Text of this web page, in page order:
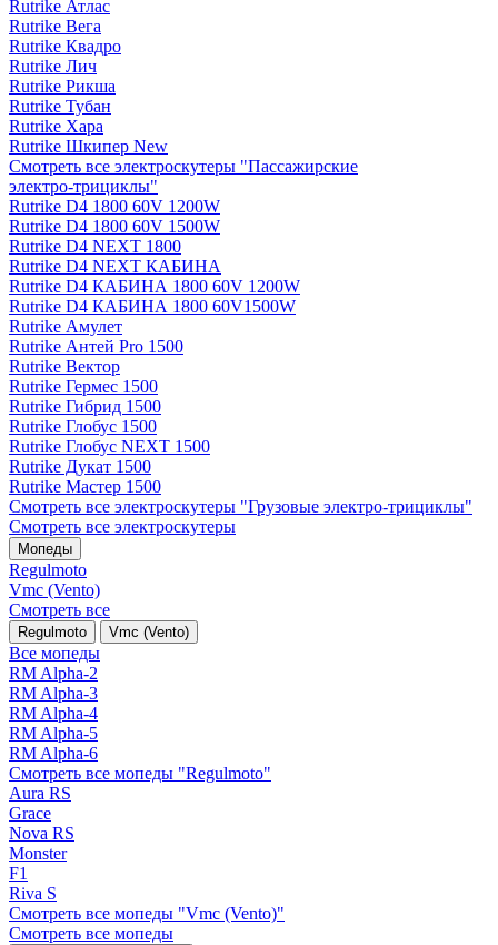
Rutrike Атлас
Rutrike Вега
Rutrike Квадро
Rutrike Лич
Rutrike Рикша
Rutrike Тубан
Rutrike Хара
Rutrike Шкипер New
Смотреть все электро­скутеры "Пассажирские
электро‑трициклы"
Rutrike D4 1800 60V 1200W
Rutrike D4 1800 60V 1500W
Rutrike D4 NEXT 1800
Rutrike D4 NEXT КАБИНА
Rutrike D4 КАБИНА 1800 60V 1200W
Rutrike D4 КАБИНА 1800 60V1500W
Rutrike Амулет
Rutrike Антей Pro 1500
Rutrike Вектор
Rutrike Гермес 1500
Rutrike Гибрид 1500
Rutrike Глобус 1500
Rutrike Глобус NEXT 1500
Rutrike Дукат 1500
Rutrike Мастер 1500
Смотреть все электро­скутеры "Грузовые электро‑трициклы"
Смотреть все электро­скутеры
Мопеды
Regulmoto
Vmc (Vento)
Смотреть все
Regulmoto Vmc (Vento)
Все мопеды
RM Alpha-2
RM Alpha-3
RM Alpha-4
RM Alpha-5
RM Alpha-6
Смотреть все мопеды "Regulmoto"
Aura RS
Grace
Nova RS
Monster
F1
Riva S
Смотреть все мопеды "Vmc (Vento)"
Смотреть все мопеды